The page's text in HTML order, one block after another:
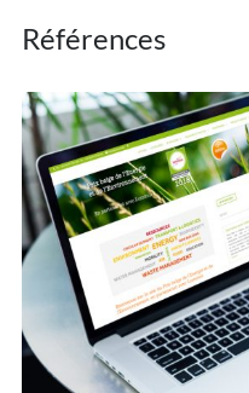
Références